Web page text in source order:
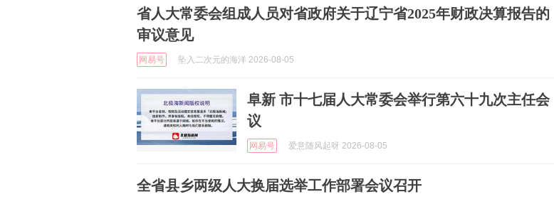
省人大常委会组成人员对省政府关于辽宁省2025年财政决算报告的
审议意见
网易号 坠入二次元的海洋 2026-08-05
阜新 市十七届人大常委会举行第六十九次主任会
议
网易号 爱意随风起呀 2026-08-05
全省县乡两级人大换届选举工作部署会议召开